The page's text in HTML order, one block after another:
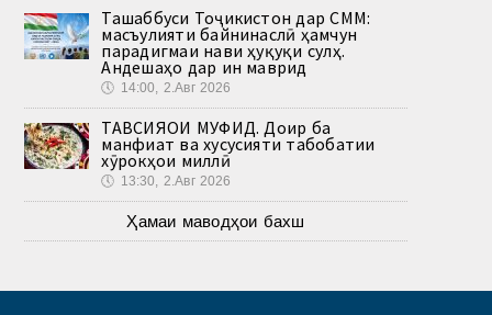
Ташаббуси Тоҷикистон дар СММ:
масъулияти байнинаслӣ ҳамчун
парадигмаи нави ҳуқуқи сулҳ.
Андешаҳо дар ин маврид
🕔 14:00, 2.Авг 2026
ТАВСИЯҲОИ МУФИД. Доир ба
манфиат ва хусусияти табобатии
хӯрокҳои миллӣ
🕔 13:30, 2.Авг 2026
Ҳамаи маводҳои бахш